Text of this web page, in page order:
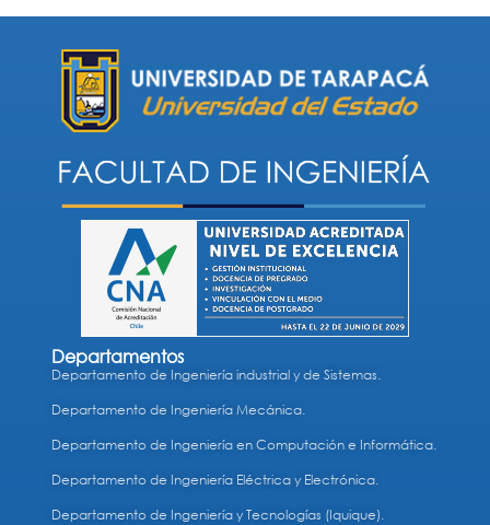
Departamentos
Departamento de Ingeniería industrial y de Sistemas.
Departamento de Ingeniería Mecánica.
Departamento de Ingeniería en Computación e Informática.
Departamento de Ingeniería Eléctrica y Electrónica.
Departamento de Ingeniería y Tecnologías (Iquique).